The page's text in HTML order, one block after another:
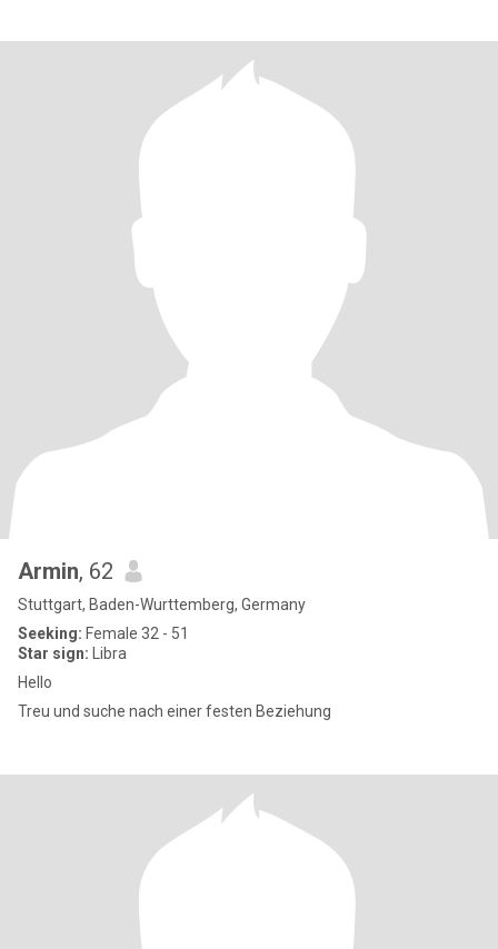
Armin, 62
Stuttgart, Baden-Wurttemberg, Germany
Seeking: Female 32 - 51
Star sign: Libra
Hello
Treu und suche nach einer festen Beziehung